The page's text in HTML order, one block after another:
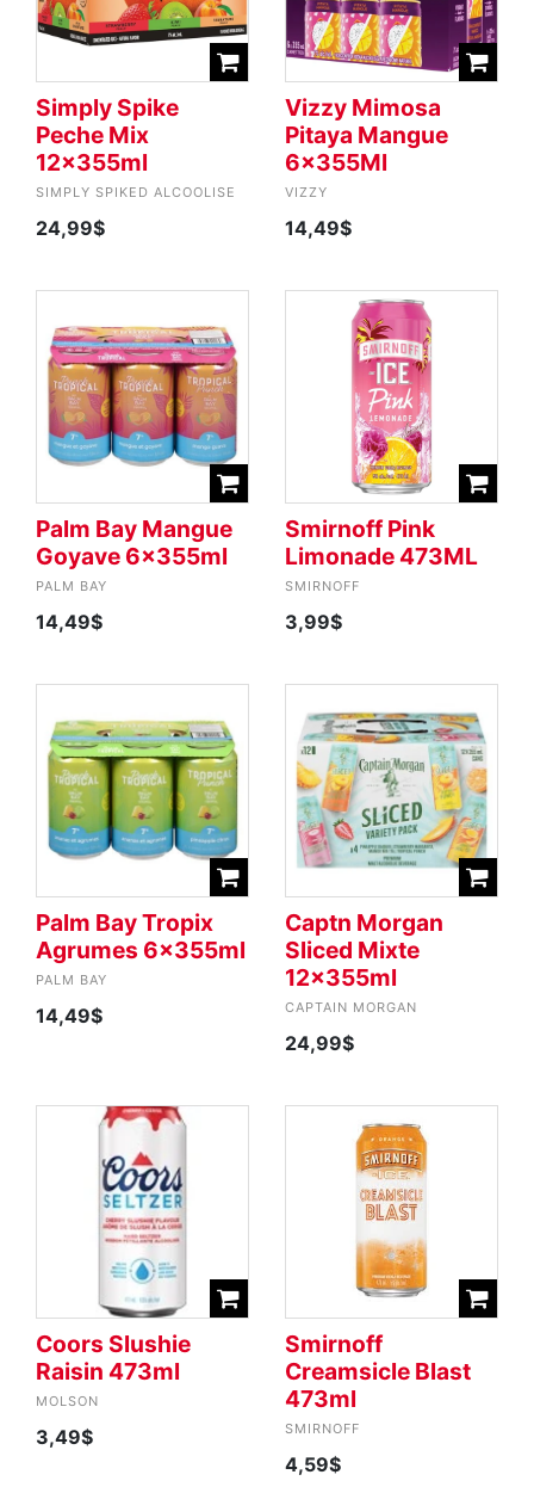
Simply Spike
Peche Mix
12x355ml
SIMPLY SPIKED ALCOOLISE
24,99$
Vizzy Mimosa
Pitaya Mangue
6x355Ml
VIZZY
14,49$
Palm Bay Mangue
Goyave 6x355ml
PALM BAY
14,49$
Smirnoff Pink
Limonade 473ML
SMIRNOFF
3,99$
Palm Bay Tropix
Agrumes 6x355ml
PALM BAY
14,49$
Captn Morgan
Sliced Mixte
12x355ml
CAPTAIN MORGAN
24,99$
Coors Slushie
Raisin 473ml
MOLSON
3,49$
Smirnoff
Creamsicle Blast
473ml
SMIRNOFF
4,59$